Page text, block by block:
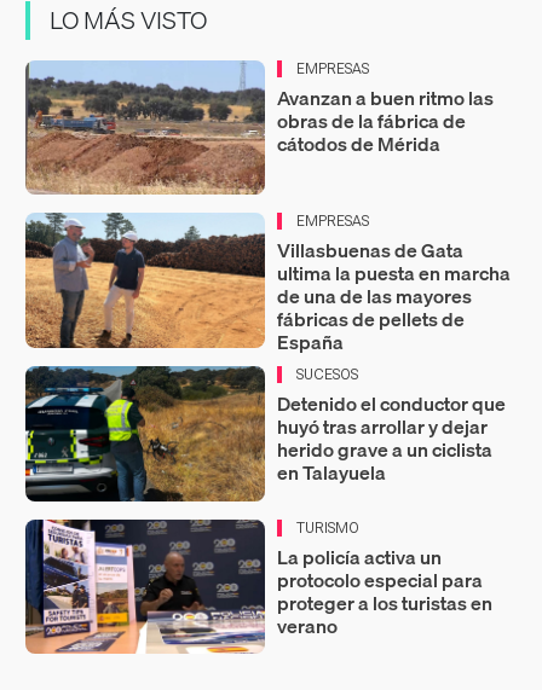
LO MÁS VISTO
EMPRESAS
Avanzan a buen ritmo las
obras de la fábrica de
cátodos de Mérida
EMPRESAS
Villasbuenas de Gata
ultima la puesta en marcha
de una de las mayores
fábricas de pellets de
España
SUCESOS
Detenido el conductor que
huyó tras arrollar y dejar
herido grave a un ciclista
en Talayuela
TURISMO
La policía activa un
protocolo especial para
proteger a los turistas en
verano